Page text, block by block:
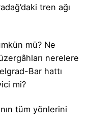
tren ağı
mü? Ne
nerelere
Bar hattı
mi?
tüm yönlerini